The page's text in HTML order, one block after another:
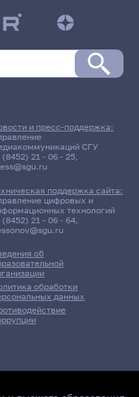
об
обработки
данных
и пресс-поддержка:
СГУ
(8452) 21 - 06 - 25,
поддержка сайта:
цифровых и
технологий
(8452) 21 - 06 - 64,